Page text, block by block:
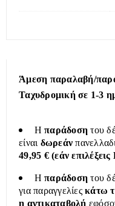
Άμεση παραλαβή/
Ταχυδρομική σε 1-3
Ηπαράδοση του
είναι δωρεάν
49,95 € (εάν
Ηπαράδοση του
για παραγγελίες κάτω
η αντικαταβολή